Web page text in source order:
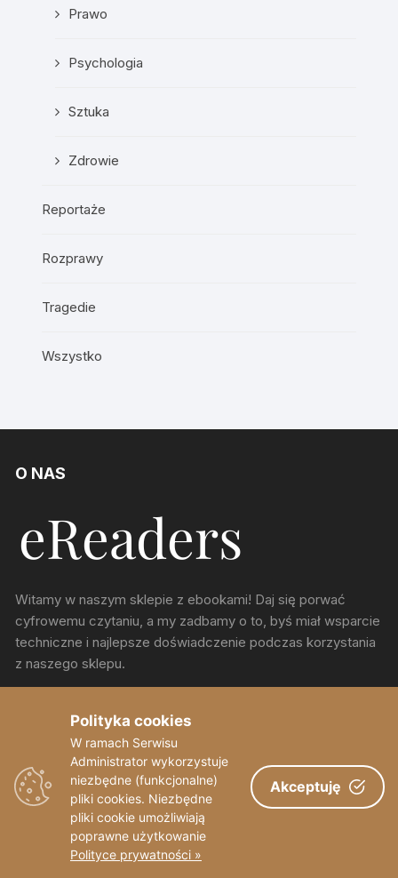
Prawo
Psychologia
Sztuka
Zdrowie
Reportaże
Rozprawy
Tragedie
Wszystko
O NAS
Witamy w naszym sklepie z ebookami! Daj się porwać
cyfrowemu czytaniu, a my zadbamy o to, byś miał wsparcie
techniczne i najlepsze doświadczenie podczas korzystania
z naszego sklepu.
ul. Chorzowska 150, Katowice
sekretariat@eReaders.pl
Copyright © eReaders 2023
Polityka cookies
W ramach Serwisu
Administrator wykorzystuje
niezbędne (funkcjonalne)
pliki cookies. Niezbędne
pliki cookie umożliwiają
poprawne użytkowanie
Polityce prywatności »
Akceptuję